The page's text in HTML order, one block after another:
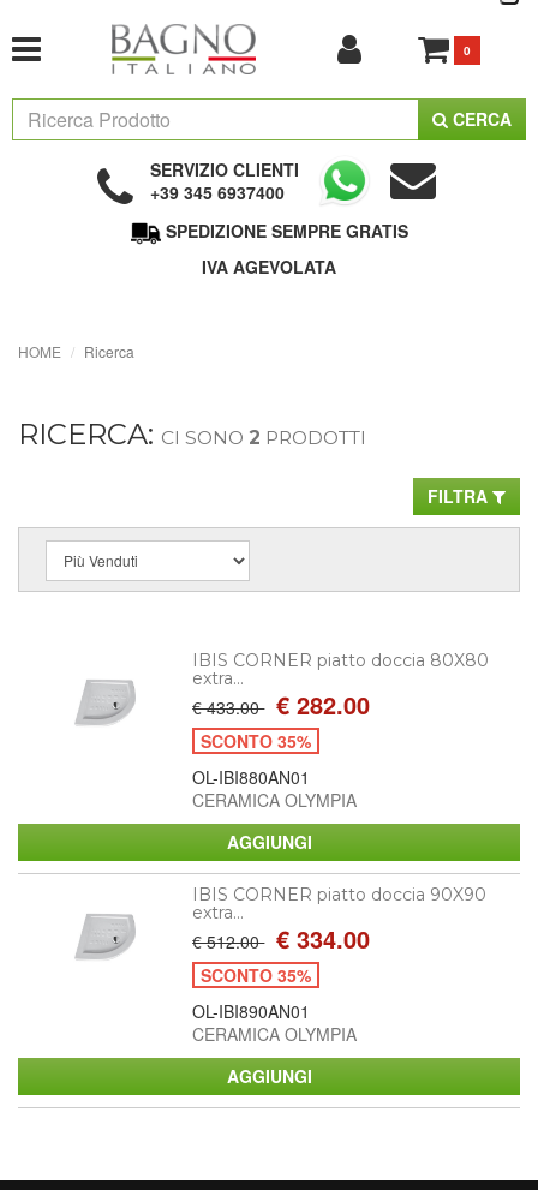
0
CERCA
SERVIZIO CLIENTI
+39 345 6937400
SPEDIZIONE SEMPRE GRATIS
IVA AGEVOLATA
HOME Ricerca
RICERCA: CI SONO 2 PRODOTTI
FILTRA
IBIS CORNER piatto doccia 80X80
extra...
€ 433.00 € 282.00
SCONTO 35%
OL-IBI880AN01
CERAMICA OLYMPIA
IBIS CORNER piatto doccia 90X90
extra...
€ 512.00 € 334.00
SCONTO 35%
OL-IBI890AN01
CERAMICA OLYMPIA